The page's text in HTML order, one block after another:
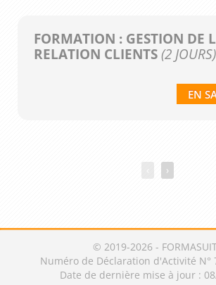
FORMATION : GESTION DE
RELATION CLIENTS(2 JOURS)
EN
›
© 2019-2026 -
Numéro de Déclaration d'Activité N°
Date de dernière mise à jour :